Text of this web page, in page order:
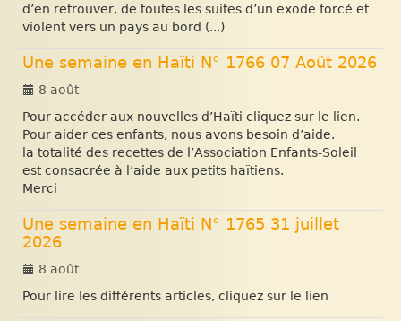
d’en retrouver, de toutes les suites d’un exode forcé et
violent vers un pays au bord (...)
Une semaine en Haïti N° 1766 07 Août 2026
8 août
Pour accéder aux nouvelles d’Haïti cliquez sur le lien.
Pour aider ces enfants, nous avons besoin d’aide.
la totalité des recettes de l’Association Enfants-Soleil
est consacrée à l’aide aux petits haïtiens.
Merci
Une semaine en Haïti N° 1765 31 juillet
2026
8 août
Pour lire les différents articles, cliquez sur le lien